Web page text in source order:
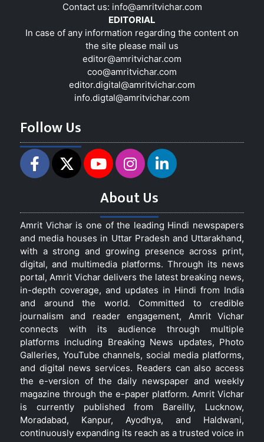
Contact us: info@amritvichar.com
EDITORIAL
In case of any information regarding the content on
the site please mail us
editor@amritvichar.com
coo@amritvichar.com
editor.digital@amritvichar.com
info.digtal@amritvichar.com
Follow Us
About Us
Amrit Vichar is one of the leading Hindi newspapers
and media houses in Uttar Pradesh and Uttarakhand,
with a strong and growing presence across print,
digital, and multimedia platforms. Through its news
portal, Amrit Vichar delivers the latest breaking news,
in-depth coverage, and updates in Hindi from India
and around the world. Committed to credible
journalism and reader engagement, Amrit Vichar
connects with its audience through multiple
platforms including Breaking News updates, Photo
Galleries, YouTube channels, social media platforms,
and digital news services. Readers can also access
the e-version of the daily newspaper and weekly
magazine through the e-paper platform. Amrit Vichar
is currently published from Bareilly, Lucknow,
Moradabad, Kanpur, Ayodhya, and Haldwani,
continuously expanding its reach as a trusted voice in